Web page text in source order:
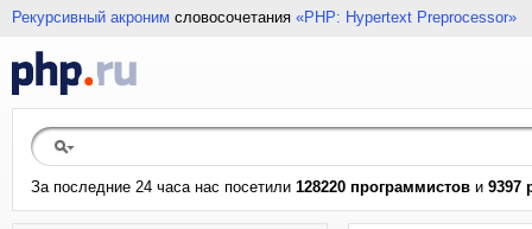
Рекурсивный акроним словосочетания «PHP: Hypertext Preprocessor»
За последние 24 часа нас посетили 128220 программистов и 9397